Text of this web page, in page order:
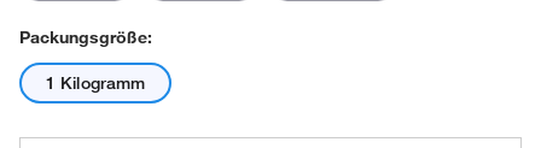
Packungsgröße:
1 Kilogramm